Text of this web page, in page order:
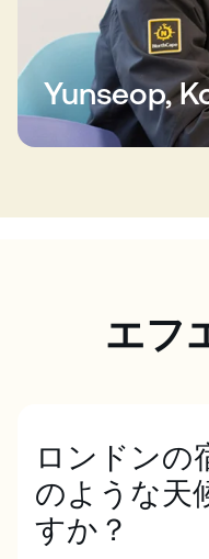
Yunseop,
エフ
ロンドンの
のような天
すか？